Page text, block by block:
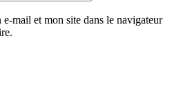
mail et mon site dans le navigateur